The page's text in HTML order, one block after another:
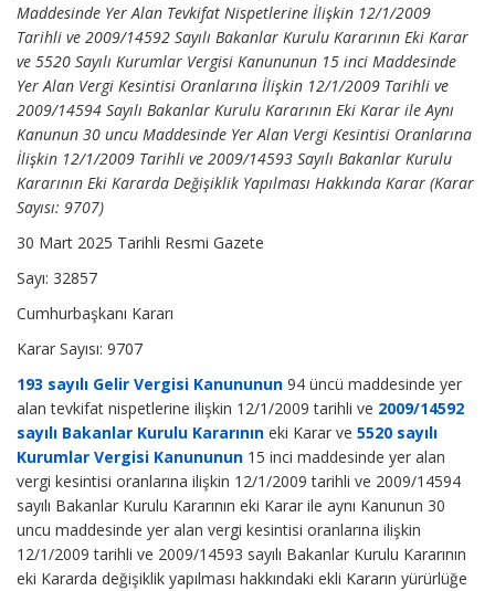
Maddesinde Yer Alan Tevkifat Nispetlerine İlişkin 12/1/2009
Tarihli ve 2009/14592 Sayılı Bakanlar Kurulu Kararının Eki Karar
ve 5520 Sayılı Kurumlar Vergisi Kanununun 15 inci Maddesinde
Yer Alan Vergi Kesintisi Oranlarına İlişkin 12/1/2009 Tarihli ve
2009/14594 Sayılı Bakanlar Kurulu Kararının Eki Karar ile Aynı
Kanunun 30 uncu Maddesinde Yer Alan Vergi Kesintisi Oranlarına
İlişkin 12/1/2009 Tarihli ve 2009/14593 Sayılı Bakanlar Kurulu
Kararının Eki Kararda Değişiklik Yapılması Hakkında Karar (Karar
Sayısı: 9707)
30 Mart 2025 Tarihli Resmi Gazete
Sayı: 32857
Cumhurbaşkanı Kararı
Karar Sayısı: 9707
193 sayılı Gelir Vergisi Kanununun 94 üncü maddesinde yer
alan tevkifat nispetlerine ilişkin 12/1/2009 tarihli ve 2009/14592
sayılı Bakanlar Kurulu Kararının eki Karar ve 5520 sayılı
Kurumlar Vergisi Kanununun 15 inci maddesinde yer alan
vergi kesintisi oranlarına ilişkin 12/1/2009 tarihli ve 2009/14594
sayılı Bakanlar Kurulu Kararının eki Karar ile aynı Kanunun 30
uncu maddesinde yer alan vergi kesintisi oranlarına ilişkin
12/1/2009 tarihli ve 2009/14593 sayılı Bakanlar Kurulu Kararının
eki Kararda değişiklik yapılması hakkındaki ekli Kararın yürürlüğe